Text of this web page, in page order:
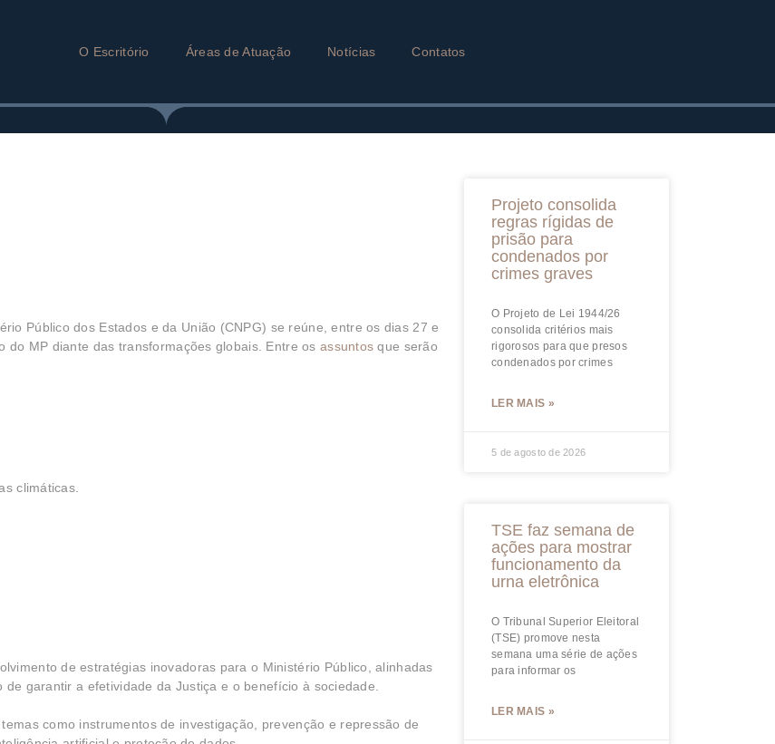
O Escritório Áreas de Atuação Notícias Contatos
Público dos Estados e da União (CNPG) se reúne, entre os dias 27 e
MP diante das transformações globais. Entre os assuntos que serão
climáticas.
de estratégias inovadoras para o Ministério Público, alinhadas
garantir a efetividade da Justiça e o benefício à sociedade.
como instrumentos de investigação, prevenção e repressão de
Projeto consolida
regras rígidas de
prisão para
condenados por
crimes graves
O Projeto de Lei 1944/26
consolida critérios mais
rigorosos para que presos
condenados por crimes
LER MAIS »
5 de agosto de 2026
TSE faz semana de
ações para mostrar
funcionamento da
urna eletrônica
O Tribunal Superior Eleitoral
(TSE) promove nesta
semana uma série de ações
para informar os
LER MAIS »